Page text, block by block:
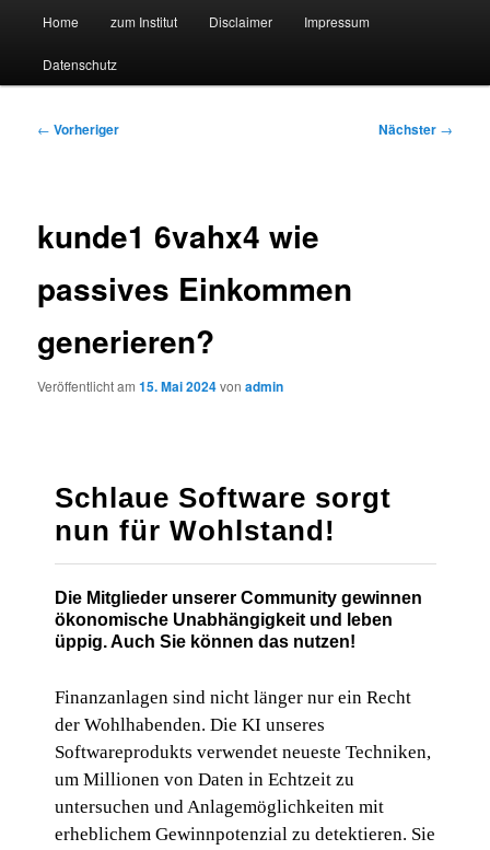
Suchmaschine Forschung und
Technologie
Zum
primären
Zum
sekundären
Home zum Institut Disclaimer Impressum
Datenschutz
Beitragsnavigation
← Vorheriger Nächster →
kunde1 6vahx4 wie
passives Einkommen
generieren?
Veröffentlicht am15. Mai 2024vonadmin
Schlaue Software sorgt
nun für Wohlstand!
Die Mitglieder unserer Community gewinnen
ökonomische Unabhängigkeit und leben
üppig. Auch Sie können das nutzen!
Finanzanlagen sind nicht länger nur ein Recht
der Wohlhabenden. Die KI unseres
Softwareprodukts verwendet neueste Techniken,
um Millionen von Daten in Echtzeit zu
untersuchen und Anlagemöglichkeiten mit
erheblichem Gewinnpotenzial zu detektieren. Sie